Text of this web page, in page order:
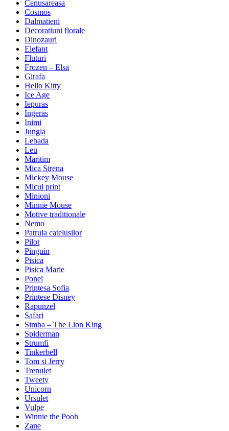
Cenusareasa
Cosmos
Dalmatieni
Decoratiuni florale
Dinozauri
Elefant
Fluturi
Frozen – Elsa
Girafa
Hello Kitty
Ice Age
Iepuras
Ingeras
Inimi
Jungla
Lebada
Leu
Maritim
Mica Sirena
Mickey Mouse
Micul print
Minioni
Minnie Mouse
Motive traditionale
Nemo
Patrula catelusilor
Pilot
Pinguin
Pisica
Pisica Marie
Ponei
Printesa Sofia
Printese Disney
Rapunzel
Safari
Simba – The Lion King
Spiderman
Strumfi
Tinkerbell
Tom si Jerry
Trenulet
Tweety
Unicorn
Ursulet
Vulpe
Winnie the Pooh
Zane